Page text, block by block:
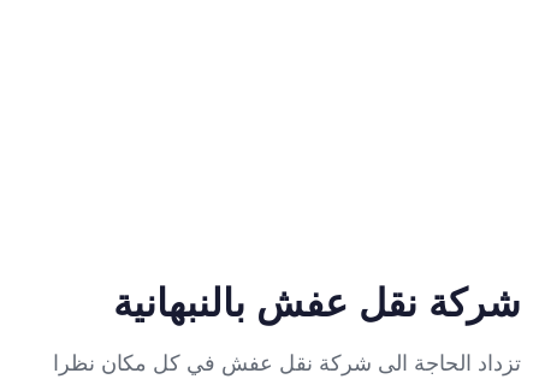
شركة نقل عفش بالنبهانية
تزداد الحاجة الى شركة نقل عفش في كل مكان نظرا